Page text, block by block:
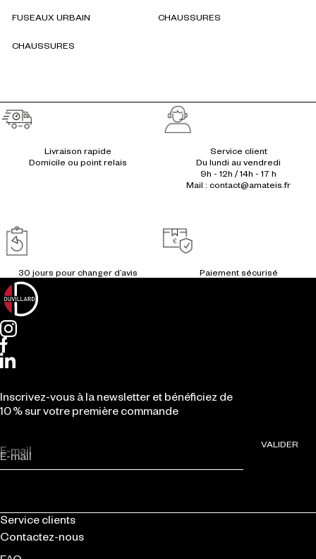
FUSEAUX URBAIN
CHAUSSURES
CHAUSSURES
Réassurances
Livraison rapide
Service client
Du lundi au vendredi
9h - 12h / 14h - 17 h
Mail : contact@amateis.fr
Inscrivez-vous à la newsletter et bénéficiez de
10 % sur votre première commande
E-mail
VALIDER
Service clients
Contactez-nous